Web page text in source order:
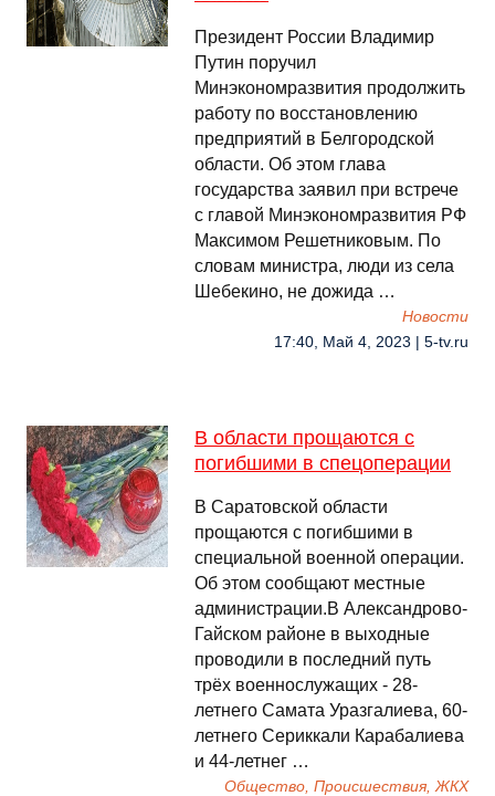
Президент России Владимир
Путин поручил
Минэкономразвития продолжить
работу по восстановлению
предприятий в Белгородской
области. Об этом глава
государства заявил при встрече
с главой Минэкономразвития РФ
Максимом Решетниковым. По
словам министра, люди из села
Шебекино, не дожида …
Новости
17:40, Май 4, 2023 | 5-tv.ru
В области прощаются с
погибшими в спецоперации
В Саратовской области
прощаются с погибшими в
специальной военной операции.
Об этом сообщают местные
администрации.В Александрово-
Гайском районе в выходные
проводили в последний путь
трёх военнослужащих - 28-
летнего Самата Уразгалиева, 60-
летнего Сериккали Карабалиева
и 44-летнег …
Общество, Происшествия, ЖКХ